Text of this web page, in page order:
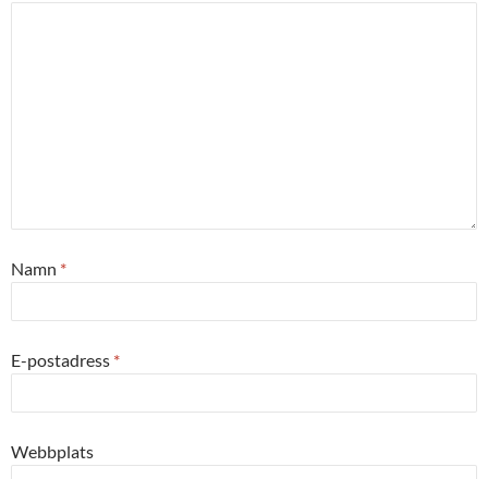
Namn *
E-postadress *
Webbplats